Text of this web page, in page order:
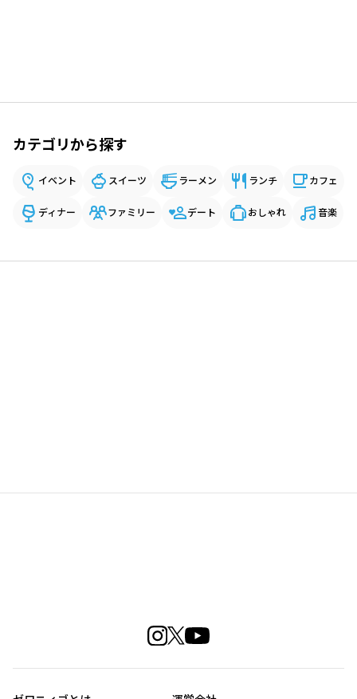
カテゴリから探す
イベント スイーツ ラーメン ランチ カフェ
ディナー ファミリー デート おしゃれ 音楽